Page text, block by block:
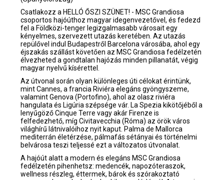
Csatlakozz a HELLÓ ŐSZI SZÜNET! - MSC Grandiosa
csoportos hajóúthoz magyar idegenvezetővel, és fedezd
fel a Földközi-tenger legizgalmasabb városait egy
kényelmes, szervezett utazás keretében. Az utazás
repülővel indul Budapestről Barcelona városába, ahol egy
éjszakás szállást követően az MSC Grandiosa fedélzetén
élvezheted a gondtalan hajózás minden pillanatát, végig
magyar nyelvű kísérettel.
Az útvonal során olyan különleges úti célokat érintünk,
mint Cannes, a francia Riviéra elegáns gyöngyszeme,
valamint Genova (Portofino), ahol az olasz riviéra
hangulata és Ligúria szépsége vár. La Spezia kikötőjéből a
lenyűgöző Cinque Terre vagy akár Firenze is
felfedezhető, míg Civitavecchia (Róma) az örök város
világhírű látnivalóihoz nyit kaput. Palma de Mallorca
mediterrán életérzése, pálmafás sétányai és történelmi
belvárosa teszi teljessé ezt a változatos útvonalat.
A hajóút alatt a modern és elegáns MSC Grandiosa
fedélzetén pihenhetsz: medencék, napozóteraszok,
wellness részleg, éttermek, bárok és szórakoztató